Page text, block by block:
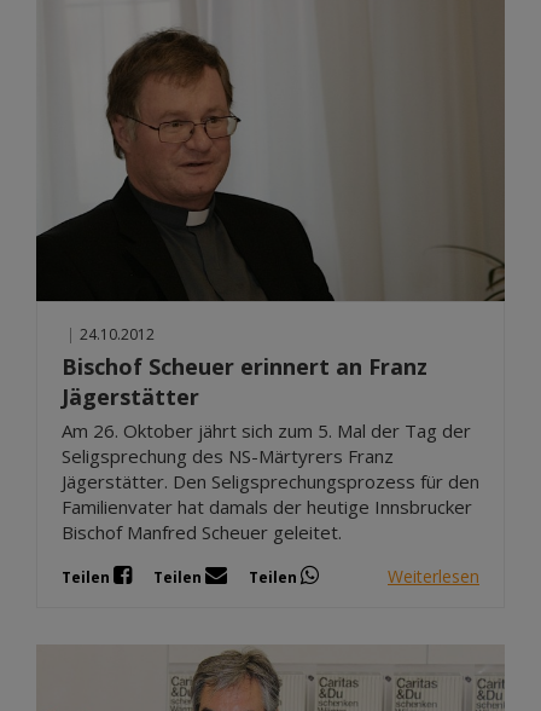
| 24.10.2012
Bischof Scheuer erinnert an Franz
Jägerstätter
Am 26. Oktober jährt sich zum 5. Mal der Tag der
Seligsprechung des NS-Märtyrers Franz
Jägerstätter. Den Seligsprechungsprozess für den
Familienvater hat damals der heutige Innsbrucker
Bischof Manfred Scheuer geleitet.
Teilen Teilen Teilen Weiterlesen